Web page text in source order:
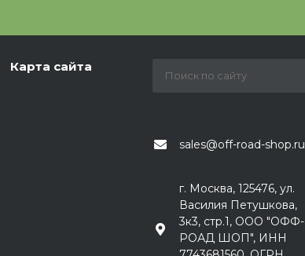
Карта сайта
sales@off-road-shop.ru
г. Москва, 125476, ул.
Василия Петушкова,
3к3, стр.1, ООО "ОФФ-
РОАД ШОП", ИНН